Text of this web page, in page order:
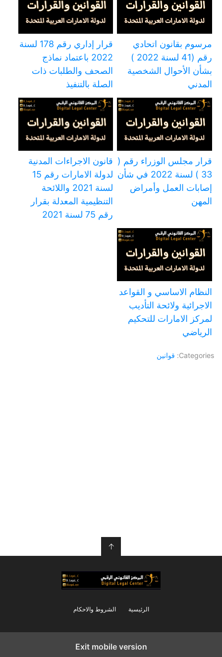
مرسوم بقانون اتحادي
رقم (41 لسنة 2022 )
بشأن الأحوال الشخصية
المدني
قرار إداري رقم 178 لسنة
2022 باعتماد نماذج
الصحف والطلبات ذات
الصلة بالتنفيذ
قرار مجلس الوزراء رقم (
33 ) لسنة 2022 في شأن
إصابات العمل وأمراض
المهن
قانون الاجراءات المدنية
لدولة الامارات رقم 15
لسنة 2021 واللائحة
التنظيمية المعدلة بقرار
رقم 75 لسنة 2021
النظام الاساسي و القواعد
الاجرائية ولائحة التأديب
لمركز الامارات للتحكيم
الرياضي
Categories: قوانين
↑
الرئيسية الشروط والاحكام
Exit mobile version